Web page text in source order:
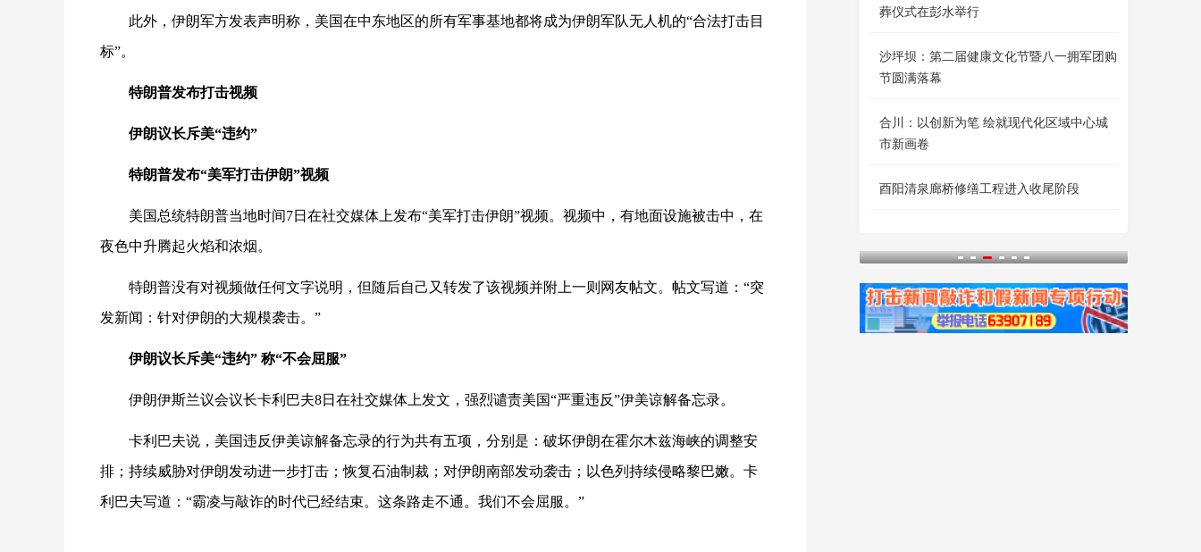
此外，伊朗军方发表声明称，美国在中东地区的所有军事基地都将成为伊朗军队无人机的“合法打击目
标”。
特朗普发布打击视频
伊朗议长斥美“违约”
特朗普发布“美军打击伊朗”视频
美国总统特朗普当地时间7日在社交媒体上发布“美军打击伊朗”视频。视频中，有地面设施被击中，在
夜色中升腾起火焰和浓烟。
特朗普没有对视频做任何文字说明，但随后自己又转发了该视频并附上一则网友帖文。帖文写道：“突
发新闻：针对伊朗的大规模袭击。”
伊朗议长斥美“违约” 称“不会屈服”
伊朗伊斯兰议会议长卡利巴夫8日在社交媒体上发文，强烈谴责美国“严重违反”伊美谅解备忘录。
卡利巴夫说，美国违反伊美谅解备忘录的行为共有五项，分别是：破坏伊朗在霍尔木兹海峡的调整安
排；持续威胁对伊朗发动进一步打击；恢复石油制裁；对伊朗南部发动袭击；以色列持续侵略黎巴嫩。卡
利巴夫写道：“霸凌与敲诈的时代已经结束。这条路走不通。我们不会屈服。”
葬仪式在彭水举行
沙坪坝：第二届健康文化节暨八一拥军团购
节圆满落幕
合川：以创新为笔 绘就现代化区域中心城
市新画卷
酉阳清泉廊桥修缮工程进入收尾阶段